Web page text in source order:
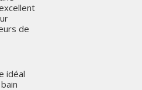
de
idéal